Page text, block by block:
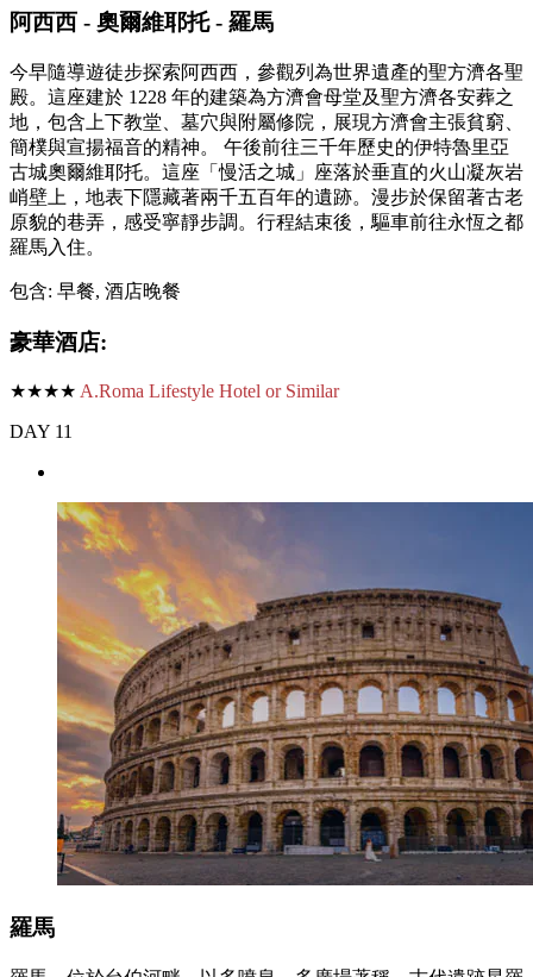
阿西西 - 奧爾維耶托 - 羅馬
今早隨導遊徒步探索阿西西，參觀列為世界遺產的聖方濟各聖
殿。這座建於 1228 年的建築為方濟會母堂及聖方濟各安葬之
地，包含上下教堂、墓穴與附屬修院，展現方濟會主張貧窮、
簡樸與宣揚福音的精神。 午後前往三千年歷史的伊特魯里亞
古城奧爾維耶托。這座「慢活之城」座落於垂直的火山凝灰岩
峭壁上，地表下隱藏著兩千五百年的遺跡。漫步於保留著古老
原貌的巷弄，感受寧靜步調。行程結束後，驅車前往永恆之都
羅馬入住。
包含: 早餐, 酒店晚餐
豪華酒店:
★★★★ A.Roma Lifestyle Hotel or Similar
DAY 11
羅馬